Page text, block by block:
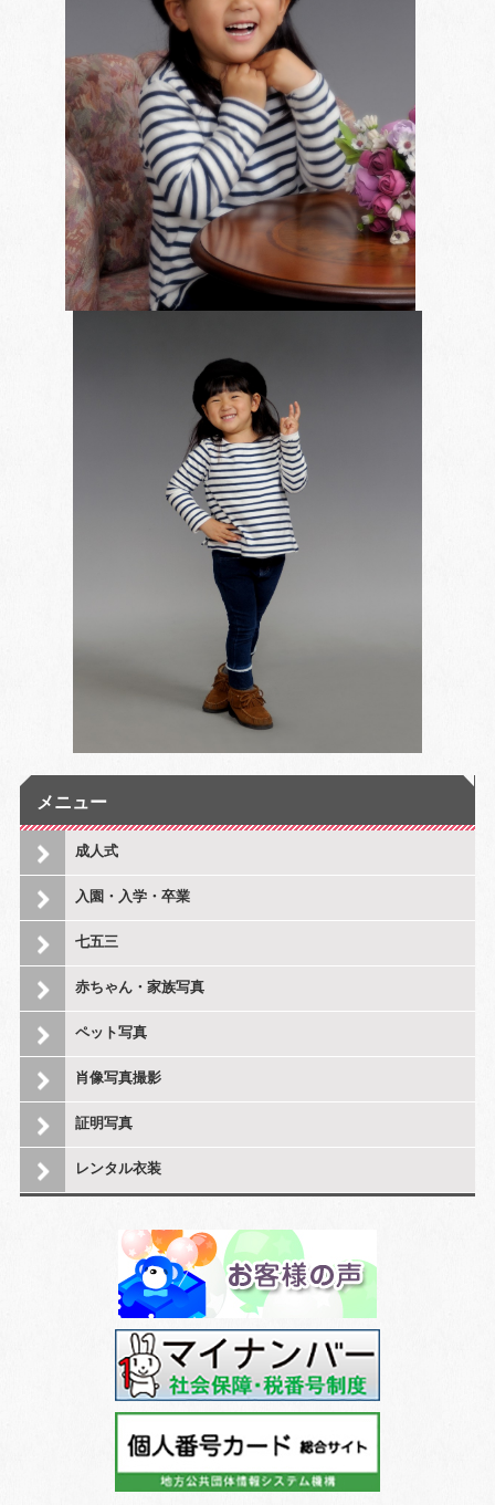
メニュー
成人式
入園・入学・卒業
七五三
赤ちゃん・家族写真
ペット写真
肖像写真撮影
証明写真
レンタル衣装